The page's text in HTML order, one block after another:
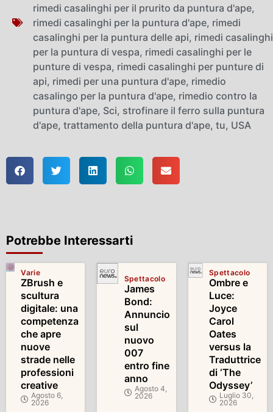
rimedi casalinghi per il prurito da puntura d'ape,
rimedi casalinghi per la puntura d'ape, rimedi
casalinghi per la puntura delle api, rimedi casalinghi
per la puntura di vespa, rimedi casalinghi per le
punture di vespa, rimedi casalinghi per punture di
api, rimedi per una puntura d'ape, rimedio
casalingo per la puntura d'ape, rimedio contro la
puntura d'ape, Sci, strofinare il ferro sulla puntura
d'ape, trattamento della puntura d'ape, tu, USA
Potrebbe Interessarti
Varie
ZBrush e
scultura
digitale: una
competenza
che apre
nuove
strade nelle
professioni
creative
Agosto 6,
2026
Spettacolo
James
Bond:
Annuncio
sul
nuovo
007
entro fine
anno
Agosto 4,
2026
Spettacolo
Ombre e
Luce:
Joyce
Carol
Oates
versus la
Traduttrice
di ‘The
Odyssey’
Luglio 30,
2026